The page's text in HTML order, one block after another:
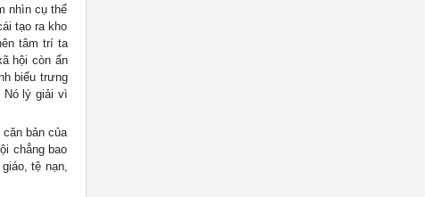
nhìn cụ thể
tạo ra kho
tâm trí ta
hội còn ẩn
biểu trưng
Nó lý giải vì
bản của
chẳng bao
tệ nạn,